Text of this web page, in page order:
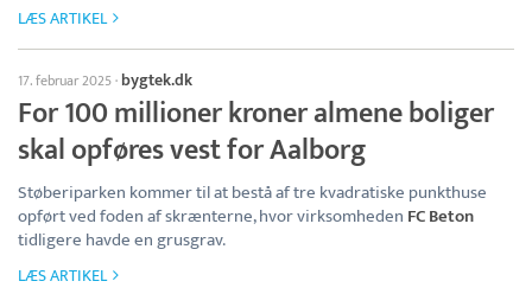
LÆS ARTIKEL
17. februar 2025· bygtek.dk
For 100 millioner kroner almene boliger
skal opføres vest for Aalborg
Støberiparken kommer til at bestå af tre kvadratiske punkthuse
opført ved foden af skrænterne, hvor virksomheden FC Beton
tidligere havde en grusgrav.
LÆS ARTIKEL